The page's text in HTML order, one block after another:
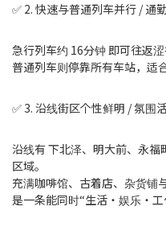
✅ 2. 快速与普通列车并行 / 通
急行列车约 16分钟 即可往返
普通列车则停靠所有车站，适
✅ 3. 沿线街区个性鲜明 / 氛围
沿线有 下北泽、明大前、永
区域。
充满咖啡馆、古着店、杂货铺
是一条能同时“生活・娱乐・工